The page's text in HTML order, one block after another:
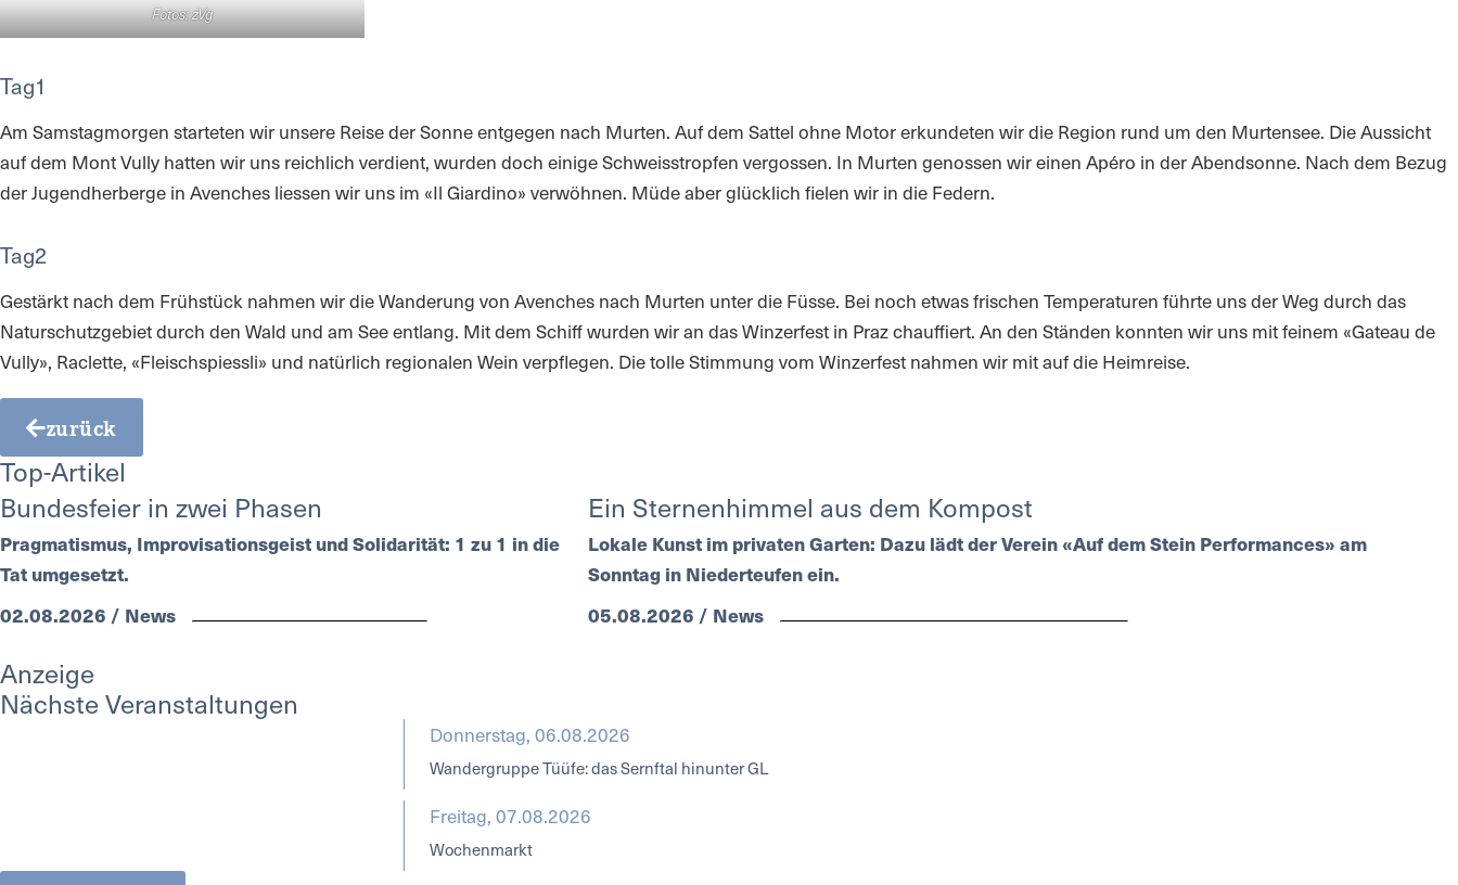
Fotos: zVg
Tag1
Am Samstagmorgen starteten wir unsere Reise der Sonne entgegen nach Murten. Auf dem Sattel ohne Motor erkundeten wir die Region rund um den Murtensee. Die Aussicht
auf dem Mont Vully hatten wir uns reichlich verdient, wurden doch einige Schweisstropfen vergossen. In Murten genossen wir einen Apéro in der Abendsonne. Nach dem Bezug
der Jugendherberge in Avenches liessen wir uns im «Il Giardino» verwöhnen. Müde aber glücklich fielen wir in die Federn.
Tag2
Gestärkt nach dem Frühstück nahmen wir die Wanderung von Avenches nach Murten unter die Füsse. Bei noch etwas frischen Temperaturen führte uns der Weg durch das
Naturschutzgebiet durch den Wald und am See entlang. Mit dem Schiff wurden wir an das Winzerfest in Praz chauffiert. An den Ständen konnten wir uns mit feinem «Gateau de
Vully», Raclette, «Fleischspiessli» und natürlich regionalen Wein verpflegen. Die tolle Stimmung vom Winzerfest nahmen wir mit auf die Heimreise.
zurück
Top-Artikel
Bundesfeier in zwei Phasen
Pragmatismus, Improvisationsgeist und Solidarität: 1 zu 1 in die
Tat umgesetzt.
02.08.2026 / News
Ein Sternenhimmel aus dem Kompost
Lokale Kunst im privaten Garten: Dazu lädt der Verein «Auf dem Stein Performances» am
Sonntag in Niederteufen ein.
05.08.2026 / News
Anzeige
Nächste Veranstaltungen
Donnerstag, 06.08.2026
Wandergruppe Tüüfe: das Sernftal hinunter GL
Freitag, 07.08.2026
Wochenmarkt